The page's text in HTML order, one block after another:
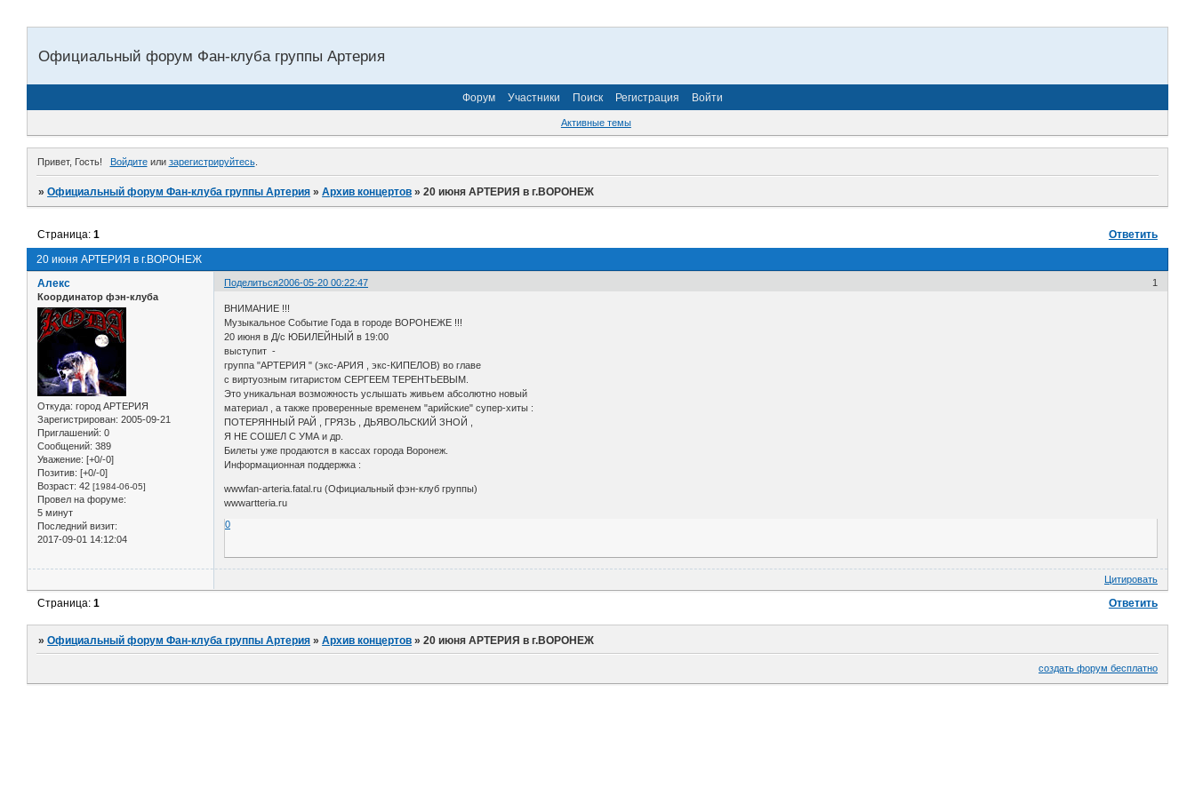
Официальный форум Фан-клуба группы Артерия
Форум Участники Поиск Регистрация Войти
Активные темы
Привет, Гость! Войдитеили зарегистрируйтесь.
»Официальный форум Фан-клуба группы Артерия »Архив концертов »20 июня АРТЕРИЯ в г.ВОРОНЕЖ
20 июня АРТЕРИЯ в г.ВОРОНЕЖ
Страница:1 Ответить
Поделиться 1
2006-05-20 00:22:47
Алекс
Координатор фэн-клуба
Откуда: город АРТЕРИЯ
Зарегистрирован: 2005-09-21
Приглашений: 0
Сообщений: 389
Уважение: [+0/-0]
Позитив: [+0/-0]
Возраст: 42 [1984-06-05]
Провел на форуме:
5 минут
Последний визит:
2017-09-01 14:12:04
ВНИМАНИЕ !!!
Музыкальное Событие Года в городе ВОРОНЕЖЕ !!!
20 июня в Д/с ЮБИЛЕЙНЫЙ в 19:00
выступит -
группа "АРТЕРИЯ " (экс-АРИЯ , экс-КИПЕЛОВ) во главе
с виртуозным гитаристом СЕРГЕЕМ ТЕРЕНТЬЕВЫМ.
Это уникальная возможность услышать живьем абсолютно новый
материал , а также проверенные временем "арийские" супер-хиты :
ПОТЕРЯННЫЙ РАЙ , ГРЯЗЬ , ДЬЯВОЛЬСКИЙ ЗНОЙ ,
Я НЕ СОШЕЛ С УМА и др.
Билеты уже продаются в кассах города Воронеж.
Информационная поддержка :
wwwfan-arteria.fatal.ru (Официальный фэн-клуб группы)
wwwartteria.ru
0
Цитировать
Ответить
Страница:1
»Официальный форум Фан-клуба группы Артерия »Архив концертов »20 июня АРТЕРИЯ в г.ВОРОНЕЖ
создать форум бесплатно